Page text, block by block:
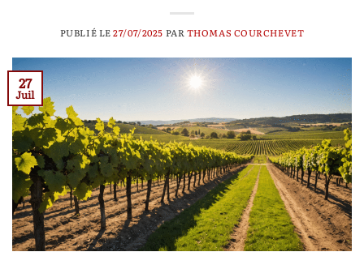
PUBLIÉ LE27/07/2025 PAR THOMAS COURCHEVET
27
Juil